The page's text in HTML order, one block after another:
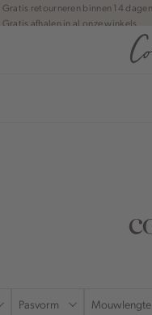
Gratis retourneren binnen 14
Gratis afhalen in al onze winkels
Jouw bestelling wordt binnen 1 tot
Betaal zoals jij wilt: o.a. iDEAL |
Pasvorm Mouwlengte